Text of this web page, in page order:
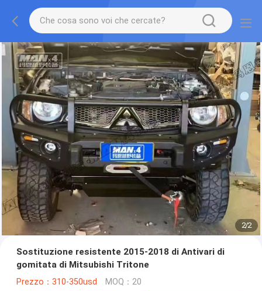
2/2
Sostituzione resistente 2015-2018 di Antivari di
gomitata di Mitsubishi Tritone
Prezzo：310-350usd MOQ：20